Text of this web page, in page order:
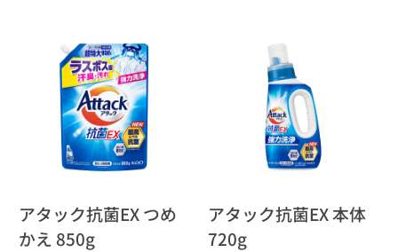
アタック抗菌EX つめ
かえ 850g
アタック抗菌EX 本体
720g